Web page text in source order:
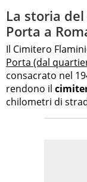
La storia
Porta a
Il Cimitero
Porta (dal
consacrato nel
rendono il
chilometri di